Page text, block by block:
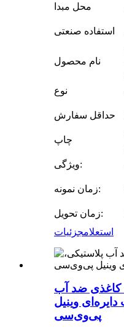
محل مبدا
استفاده صنعتی
نام محصول
نوع
حداقل سفارش
چاپ
ویژگی:
زمان نمونه:
زمان تحویل:
استعلامجزئیات
ضد آب
وینیل
پی‌وی‌سی